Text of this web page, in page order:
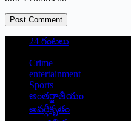
Post Comment
24 గంటలు
Crime
entertainment
Sports
అంతర్జాతీయం
అవర్గీకృతం